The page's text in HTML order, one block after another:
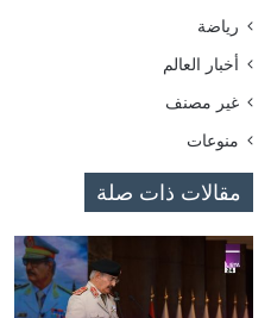
رياضة
أخبار العالم
غير مصنف
منوعات
مقالات ذات صلة